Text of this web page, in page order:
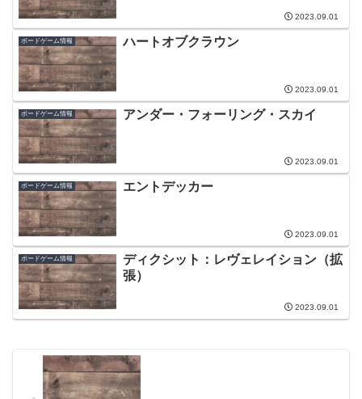
2023.09.01
ボードゲーム情報 ハートオブクラウン
2023.09.01
ボードゲーム情報 アンダー・フォーリング・スカイ
2023.09.01
ボードゲーム情報 エントデッカー
2023.09.01
ボードゲーム情報
ディクシット：レヴェレイション（拡
張）
2023.09.01